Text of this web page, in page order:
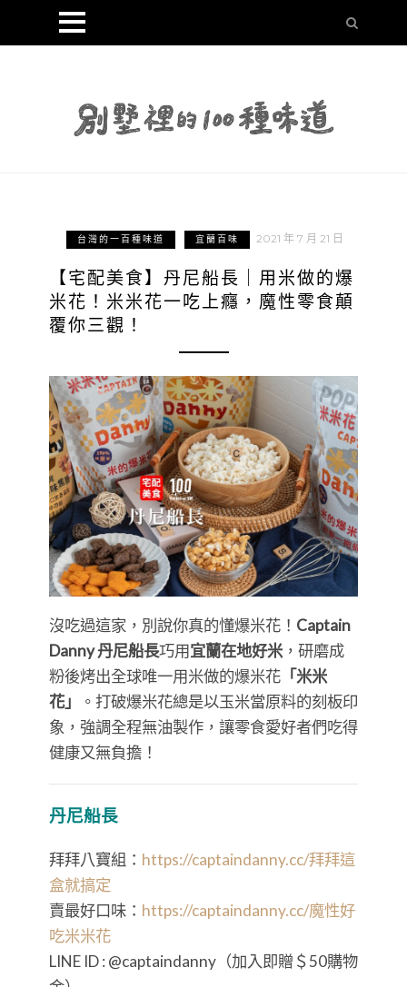
台灣的一百種味道 宜蘭百味 2021 年 7 月 21 日
【宅配美食】丹尼船長｜用米做的爆
米花！米米花一吃上癮，魔性零食顛
覆你三觀！
沒吃過這家，別說你真的懂爆米花！ Captain
Danny 丹尼船長巧用宜蘭在地好米 ，研磨成
粉後烤出全球唯一用米做的爆米花 「米米
花」
。打破爆米花總是以玉米當原料的刻板印
象，強調全程無油製作，讓零食愛好者們吃得
健康又無負擔！
丹尼船長
拜拜八寶組： https://captaindanny.cc/拜拜這
盒就搞定
賣最好口味： https://captaindanny.cc/魔性好
吃米米花
LINE ID : @captaindanny（加入即贈＄50購物